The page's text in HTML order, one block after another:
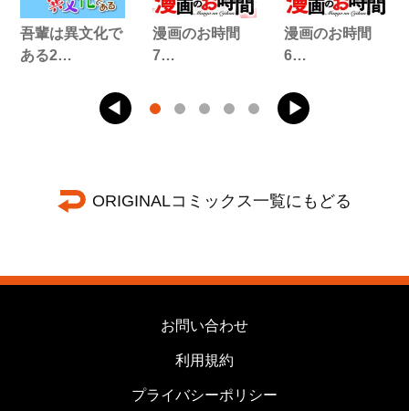
吾輩は異文化で
ある2…
漫画のお時間
7…
漫画のお時間
6…
ORIGINALコミックス一覧にもどる
お問い合わせ
利用規約
プライバシーポリシー